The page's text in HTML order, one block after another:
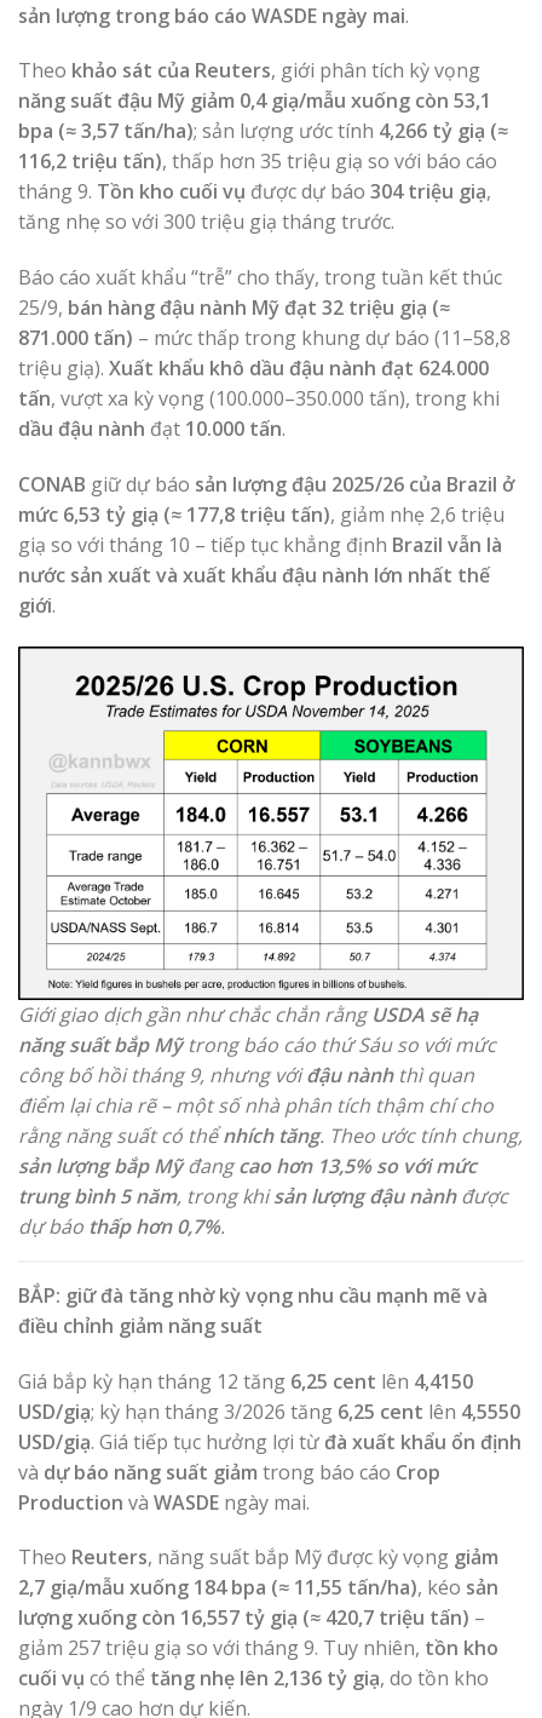
sản lượng trong báo cáo WASDE ngày mai.
Theo khảo sát của Reuters, giới phân tích kỳ vọng
năng suất đậu Mỹ giảm 0,4 giạ/mẫu xuống còn 53,1
bpa (≈ 3,57 tấn/ha); sản lượng ước tính 4,266 tỷ giạ (≈
116,2 triệu tấn), thấp hơn 35 triệu giạ so với báo cáo
tháng 9. Tồn kho cuối vụ được dự báo 304 triệu giạ,
tăng nhẹ so với 300 triệu giạ tháng trước.
Báo cáo xuất khẩu “trễ” cho thấy, trong tuần kết thúc
25/9, bán hàng đậu nành Mỹ đạt 32 triệu giạ (≈
871.000 tấn) – mức thấp trong khung dự báo (11–58,8
triệu giạ). Xuất khẩu khô dầu đậu nành đạt 624.000
tấn, vượt xa kỳ vọng (100.000–350.000 tấn), trong khi
dầu đậu nành đạt 10.000 tấn.
CONAB giữ dự báo sản lượng đậu 2025/26 của Brazil ở
mức 6,53 tỷ giạ (≈ 177,8 triệu tấn), giảm nhẹ 2,6 triệu
giạ so với tháng 10 – tiếp tục khẳng định Brazil vẫn là
nước sản xuất và xuất khẩu đậu nành lớn nhất thế
giới.
Giới giao dịch gần như chắc chắn rằngUSDA sẽ hạ
năng suất bắp Mỹtrong báo cáo thứ Sáu so với mức
công bố hồi tháng 9, nhưng vớiđậu nànhthì quan
điểm lại chia rẽ – một số nhà phân tích thậm chí cho
rằng năng suất có thểnhích tăng. Theo ước tính chung,
sản lượng bắp Mỹđangcao hơn 13,5% so với mức
trung bình 5 năm, trong khisản lượng đậu nànhđược
dự báo thấp hơn 0,7%.
BẮP: giữ đà tăng nhờ kỳ vọng nhu cầu mạnh mẽ và
điều chỉnh giảm năng suất
Giá bắp kỳ hạn tháng 12 tăng 6,25 cent lên 4,4150
USD/giạ; kỳ hạn tháng 3/2026 tăng 6,25 cent lên 4,5550
USD/giạ. Giá tiếp tục hưởng lợi từ đà xuất khẩu ổn định
và dự báo năng suất giảm trong báo cáo Crop
Production và WASDE ngày mai.
Theo Reuters, năng suất bắp Mỹ được kỳ vọng giảm
2,7 giạ/mẫu xuống 184 bpa (≈ 11,55 tấn/ha), kéo sản
lượng xuống còn 16,557 tỷ giạ (≈ 420,7 triệu tấn) –
giảm 257 triệu giạ so với tháng 9. Tuy nhiên, tồn kho
cuối vụ có thể tăng nhẹ lên 2,136 tỷ giạ, do tồn kho
ngày 1/9 cao hơn dự kiến.